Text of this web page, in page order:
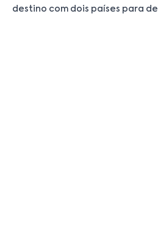
destino com dois países para